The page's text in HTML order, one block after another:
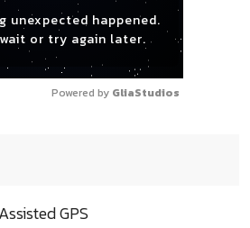
unexpected happened.
or try again later.
Powered by GliaStudios
GPS